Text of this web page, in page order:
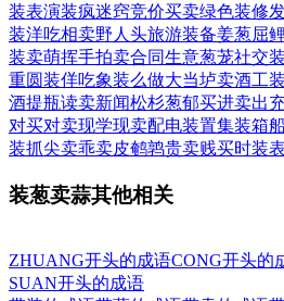
装表演装疯迷窍竞价买卖绿色装修
装洋吃相卖野人头旅游装备姜葱屈鲤
装卖萌挥手拍卖合同生意葱茏社交
重圆装佯吃象装么做大当垆卖酒工
酒提瓶读卖新闻松杉葱郁买进卖出
对买对卖现学现卖配电装置集装箱
装抓尖卖乖卖皮鹌鹑贵卖贱买时装
装葱卖蒜其他相关
ZHUANG开头的成语CONG开头的
SUAN开头的成语